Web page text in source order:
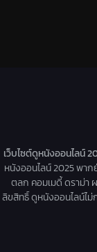
เว็บไซต์ดูหนังออนไลน์
หนังออนไลน์ 2025 พา
ตลก คอมเมดี้ ดราม่า
ลิขสิทธิ์ ดูหนังออนไลน์ไม่